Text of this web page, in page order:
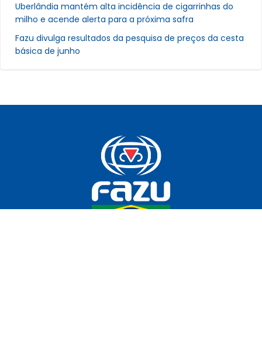
Uberlândia mantém alta incidência de cigarrinhas do
milho e acende alerta para a próxima safra
Fazu divulga resultados da pesquisa de preços da cesta
básica de junho